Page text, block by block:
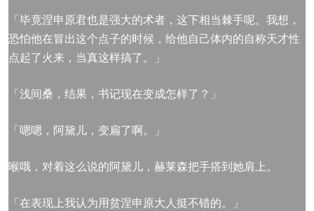
「毕竟涅申原君也是强大的术者，这下相当棘手呢。我想，
恐怕他在冒出这个点子的时候，给他自己体内的自称天才性
点起了火来，当真这样搞了。」
「浅间桑，结果，书记现在变成怎样了？」
「嗯嗯，阿黛儿，变扁了啊。」
喉哦，对着这么说的阿黛儿，赫莱森把手搭到她肩上。
「在表现上我认为用贫涅申原大人挺不错的。」